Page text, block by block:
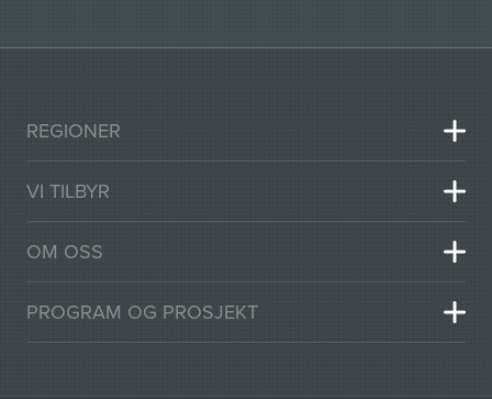
REGIONER
VI TILBYR
OM OSS
PROGRAM OG PROSJEKT